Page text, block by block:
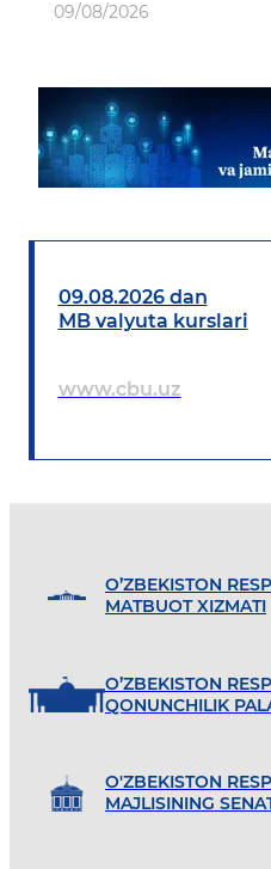
09/08/2026
09.08.2026 dan
MB valyuta kurslari
www.cbu.uz
O’ZBEKISTON
MATBUOT XIZMATI
O’ZBEKISTON
QONUNCHILIK
O'ZBEKISTON
MAJLISINING